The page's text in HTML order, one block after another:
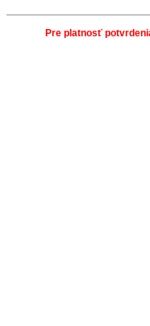
Pre platnosť